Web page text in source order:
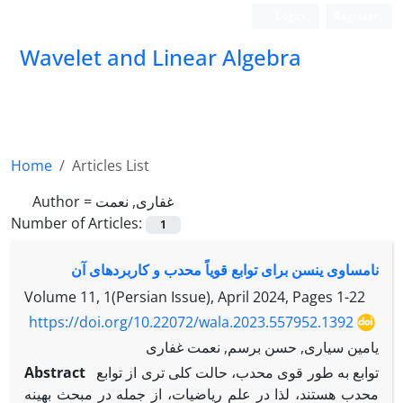
Wavelet and Linear Algebra
Home
Articles List
Author = غفاری, نعمت
Number of Articles:
1
نامساوی ینسن برای توابع قویاً محدب و کاربردهای آن
Volume 11, 1(Persian Issue), April 2024, Pages 1-22
https://doi.org/10.22072/wala.2023.557952.1392
یامین سیاری, حسن برسم, نعمت غفاری
Abstract توابع به طور قوی محدب، حالت کلی تری از توابع
محدب هستند، لذا در علم ریاضیات، از جمله در مبحث بهینه